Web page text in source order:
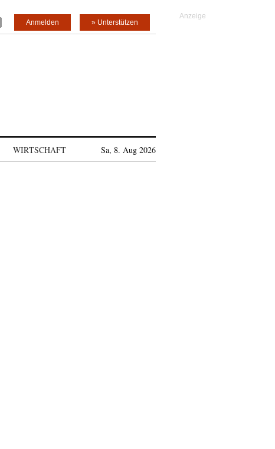
» Unterstützen
Anmelden
WIRTSCHAFT Sa, 8. Aug 2026